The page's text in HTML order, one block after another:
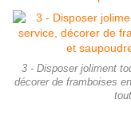
3 - Disposer joliment
décorer de framboises